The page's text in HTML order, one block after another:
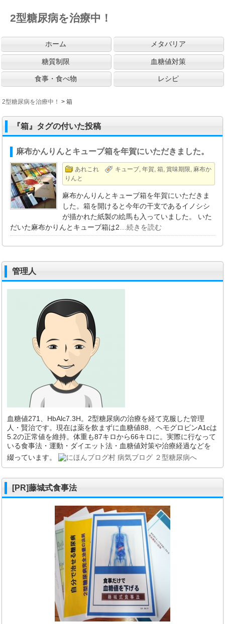
2型糖尿病を治療中！
ホーム メタバリア
糖質制限 血糖値対策
食事・食べ物 レシピ
2型糖尿病を治療中！ >箱
『箱』タグの付いた投稿
麻布かんりんとキューブ箱を年賀にいただきました。
あれこれ キューブ,年賀,箱,賞味期限, 麻布か
りんと
麻布かんりんとキューブ箱を年賀にいただきま
した。箱を開けると今年の干支であるイノシシ
が描かれた紙製の絵馬も入っていました。 いた
だいた麻布かりんとキューブ箱は2…続きを読む
管理人
血糖値271、HbAlc7.3H。2型糖尿病の治療を経て克服した管理
人・賢治です。現在は薬を飲まずに血糖値88、ヘモグロビンA1cは
5.2の正常値を維持。体重も87キロから66キロに。実際に行なって
いる食事法・運動・ダイエット法・血糖値対策や治療経過などを
綴っています。
[PR]藤城式食事法